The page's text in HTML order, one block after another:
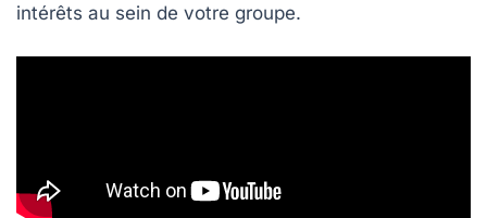
intérêts au sein de votre groupe.